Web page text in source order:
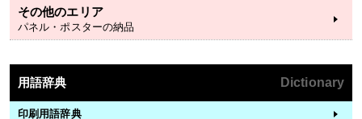
その他のエリア
パネル・ポスターの納品
用語辞典 Dictionary
印刷用語辞典